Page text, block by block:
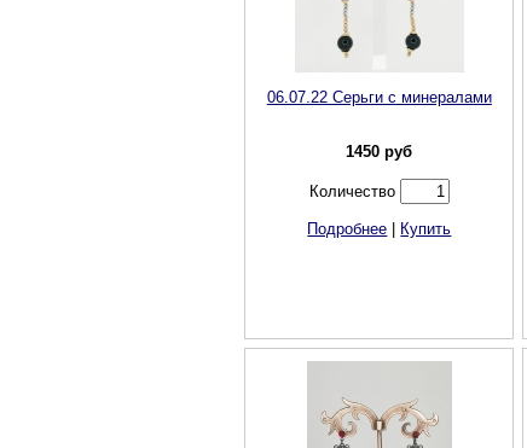
06.07.22 Серьги с минералами
1450 руб
Количество
Подробнее Купить